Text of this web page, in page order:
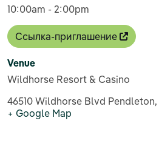
10:00am - 2:00pm
Ссылка-приглашение
Venue
Wildhorse Resort & Casino
46510 Wildhorse Blvd Pendleton,
+ Google Map